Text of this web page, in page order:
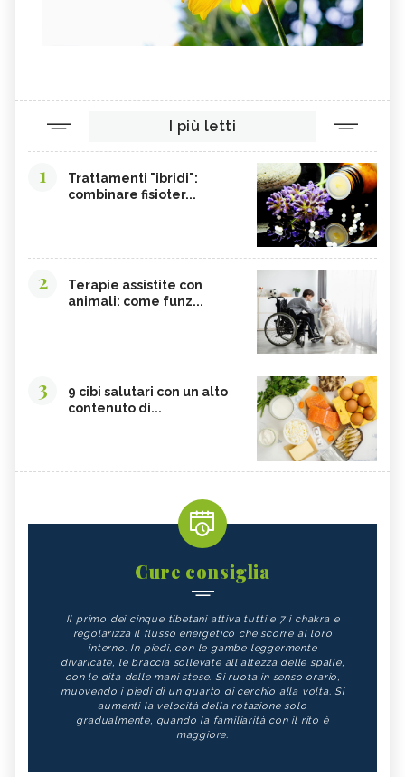
I più letti
1
Trattamenti "ibridi":
combinare fisioter...
2
Terapie assistite con
animali: come funz...
3
9 cibi salutari con un alto
contenuto di...
Cure consiglia
Il primo dei cinque tibetani attiva tutti e 7 i chakra e
regolarizza il flusso energetico che scorre al loro
interno. In piedi, con le gambe leggermente
divaricate, le braccia sollevate all'altezza delle spalle,
con le dita delle mani stese. Si ruota in senso orario,
muovendo i piedi di un quarto di cerchio alla volta. Si
aumenti la velocità della rotazione solo
gradualmente, quando la familiarità con il rito è
maggiore.